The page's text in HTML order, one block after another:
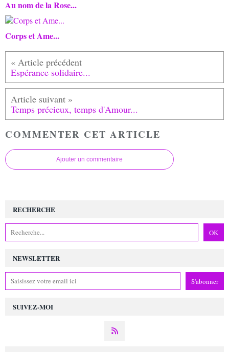
Au nom de la Rose...
Corps et Ame...
Espérance solidaire...
Temps précieux, temps d'Amour...
COMMENTER CET ARTICLE
Ajouter un commentaire
NEWSLETTER
SUIVEZ-MOI
RECHERCHE